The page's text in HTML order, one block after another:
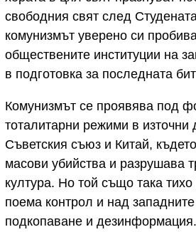
свободния свят след
комунизмът уверено си
обществените институции на
в подготовка за последната
Комунизмът се проявява под
тоталитарни режими в източни
Съветския съюз и Китай,
масови убийства и разрушава
култура. Но той също така тихо
поема контрол и над
подкопаване и